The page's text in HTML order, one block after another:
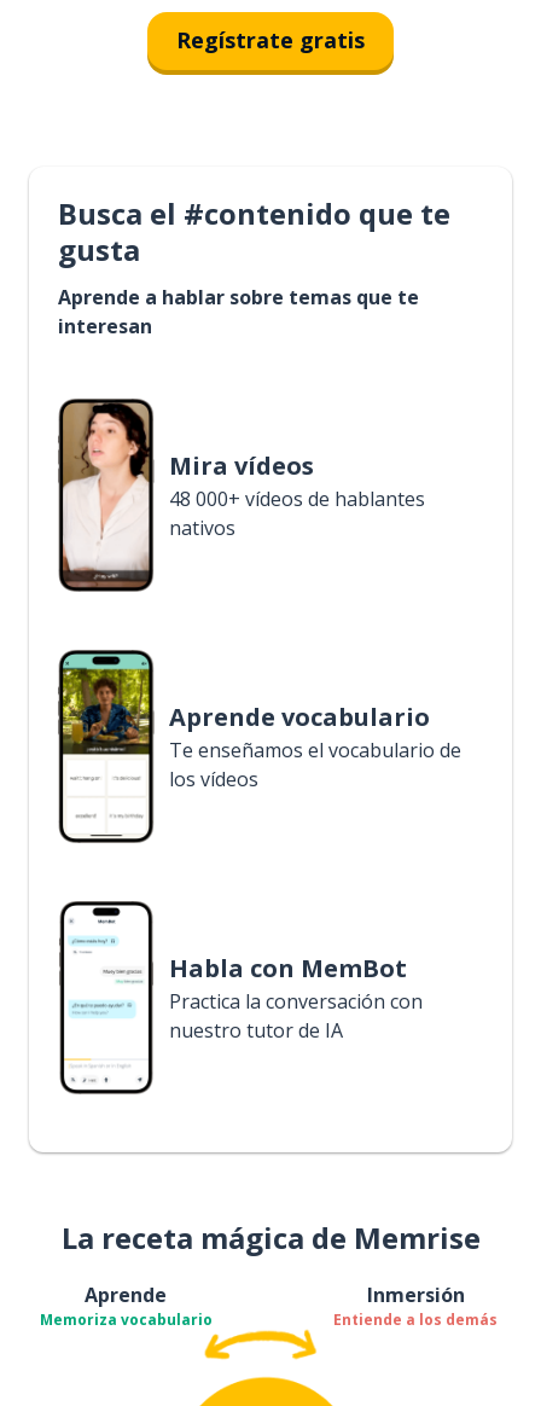
Regístrate gratis
Busca el #contenido que te
gusta
Aprende a hablar sobre temas que te
interesan
Mira vídeos
48 000+ vídeos de hablantes
nativos
Aprende vocabulario
Te enseñamos el vocabulario de
los vídeos
Habla con MemBot
Practica la conversación con
nuestro tutor de IA
La receta mágica de Memrise
Aprende
Memoriza vocabulario
Inmersión
Entiende a los demás